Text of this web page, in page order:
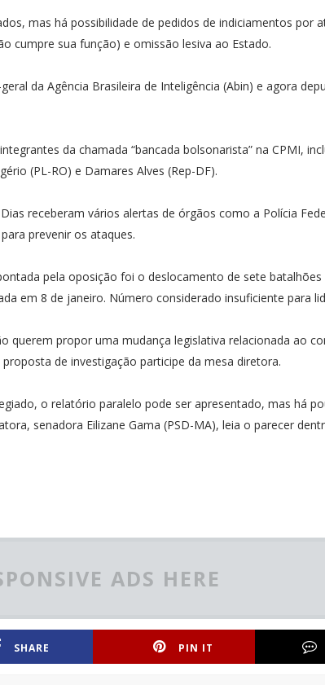
mas há possibilidade de pedidos de indiciamentos por
cumpre sua função) e omissão lesiva ao Estado.
da Agência Brasileira de Inteligência (Abin) e agora
da chamada “bancada bolsonarista” na CPMI,
(PL-RO) e Damares Alves (Rep-DF).
receberam vários alertas de órgãos como a Polícia
prevenir os ataques.
pela oposição foi o deslocamento de sete batalhões
em 8 de janeiro. Número considerado insuficiente para
querem propor uma mudança legislativa relacionada ao
de investigação participe da mesa diretora.
o relatório paralelo pode ser apresentado, mas há
senadora Eilizane Gama (PSD-MA), leia o parecer
ADS HERE
SHARE PIN IT